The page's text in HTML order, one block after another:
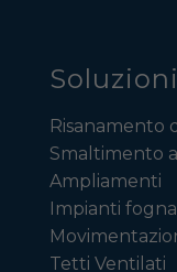
Risanamento
Smaltimento
Ampliamenti
Impianti
Tetti Ventilati